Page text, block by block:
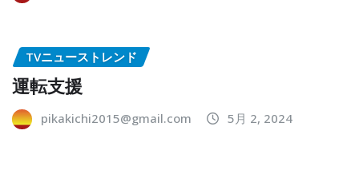
TVニューストレンド
運転支援
pikakichi2015@gmail.com 5月 2, 2024